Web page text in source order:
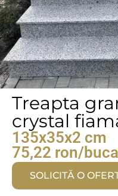
Treapta
crystal
135x35x2 cm
75,22 ron/
SOLICITĂ O